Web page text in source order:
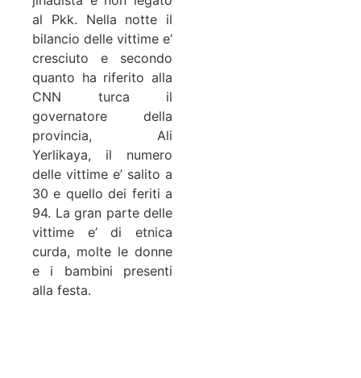
al Pkk. Nella notte il
bilancio delle vittime e’
cresciuto e secondo
quanto ha riferito alla
CNN turca il
governatore della
provincia, Ali
Yerlikaya, il numero
delle vittime e’ salito a
30 e quello dei feriti a
94. La gran parte delle
vittime e’ di etnica
curda, molte le donne
e i bambini presenti
alla festa.